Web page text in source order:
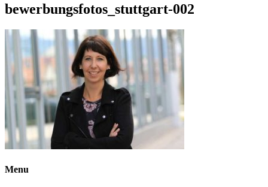
bewerbungsfotos_stuttgart-002
Menu